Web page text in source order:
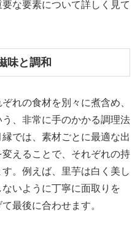
な要素について詳しく見て
味と調和
れの食材を別々に煮含め、
、非常に手のかかる調理法
では、素材ごとに最適な出
えることで、それぞれの持
。例えば、里芋は白く美し
いように丁寧に面取りを
最後に合わせます。